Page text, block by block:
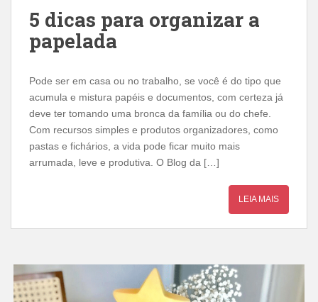
5 dicas para organizar a
papelada
Pode ser em casa ou no trabalho, se você é do tipo que
acumula e mistura papéis e documentos, com certeza já
deve ter tomando uma bronca da família ou do chefe.
Com recursos simples e produtos organizadores, como
pastas e fichários, a vida pode ficar muito mais
arrumada, leve e produtiva. O Blog da […]
LEIA MAIS